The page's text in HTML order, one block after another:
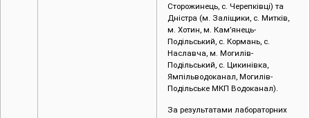
Сторожинець, с. Черепківці) та
Дністра (м. Заліщики, с. Митків,
м. Хотин, м. Кам’янець-
Подільський, с. Кормань, с.
Наславча, м. Могилів-
Подільський, с. Цикинівка,
Ямпільводоканал, Могилів-
Подільське МКП Водоканал).
За результатами лабораторних